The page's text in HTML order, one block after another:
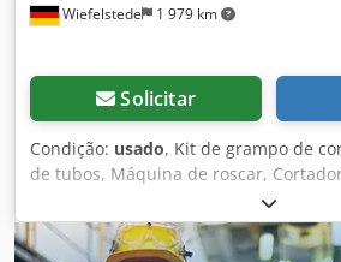
Wiefelstede 1 979 km
Solicitar
Condição: usado, Kit de grampo de
de tubos, Máquina de roscar,
de tubos, Cabeça de corte - para
3/4" polegadas -5x pontas de corte:
3/4" -Número: 1x conjuntos